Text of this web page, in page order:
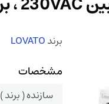
برندLOVATO
مشخصات
سازنده ( برند )